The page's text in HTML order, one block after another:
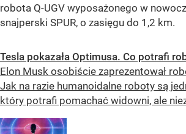
robota Q-UGV wyposażonego w
snajperski SPUR, o zasięgu do 1,2 km.
Tesla pokazała Optimusa. Co potrafi
Elon Musk osobiście zaprezentował
Jak na razie humanoidalne roboty są
który potrafi pomachać widowni, ale